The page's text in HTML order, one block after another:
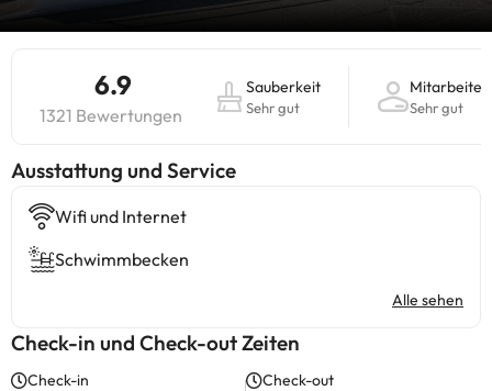
6.9
1321 Bewertungen
Sauberkeit
Sehr gut
Mitarbeiter
Sehr gut
​Ausstattung und Service
Wifi und Internet
Schwimmbecken
Alle sehen
Check-in und Check-out Zeiten
Check-in Check-out